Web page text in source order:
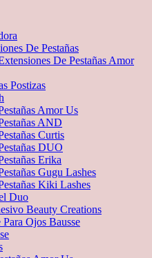
De Pestañas
De Pestañas Amor
Postizas
Amor Us
AND
Curtis
DUO
Erika
Gugu Lashes
Kiki Lashes
Duo
Beauty Creations
Ojos Bausse